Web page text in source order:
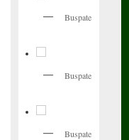
Buspate
Buspate
Buspate